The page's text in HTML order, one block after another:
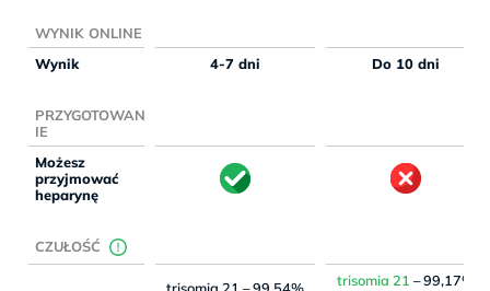
WYNIK ONLINE
Wynik
4-7 dni Do 10 dni
PRZYGOTOWAN
IE
Możesz
przyjmować
heparynę
CZUŁOŚĆ
trisomia 21 – 99,17%